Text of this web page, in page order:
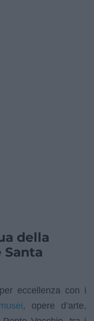
della
Santa
per eccellenza con i
, opere d’arte,